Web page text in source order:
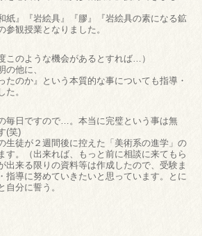
紙』『岩絵具』『膠』『岩絵具の素になる鉱
観授業となりました。
このような機会があるとすれば…）
の他に、
たのか』という本質的な事についても指導・
。
毎日ですので…。本当に完璧という事は無
(笑)
生徒が２週間後に控えた「美術系の進学」の
す。（出来れば、もっと前に相談に来てもら
来る限りの資料等は作成したので、受験ま
指導に努めていきたいと思っています。とに
自分に誓う。